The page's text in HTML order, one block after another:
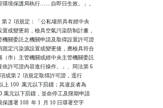
環境保護局執行……自即日生效。」。
2  項規定：「公私場所具有經中央
置或變更前，檢具空氣污染防制計畫，
機關委託之機關申請及取得設置許可證
固定污染源設置或變更後，應檢具符合
（市）主管機關或經中央主管機關委託
依許可證內容進行操作。」、同法第 6
項或第 2  項規定取得許可證，逕行
上 100  萬元以下罰鍰；其違反者為
萬元以下罰鍰，並命停工及限期申請
護署 108  年 1  月 10 日環署空字